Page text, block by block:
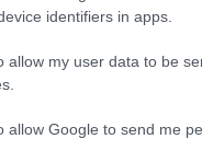
identifiers in apps.
allow my user data to be
allow Google to send me
;-)
las familias SHA
como una esponja.
hash de esta